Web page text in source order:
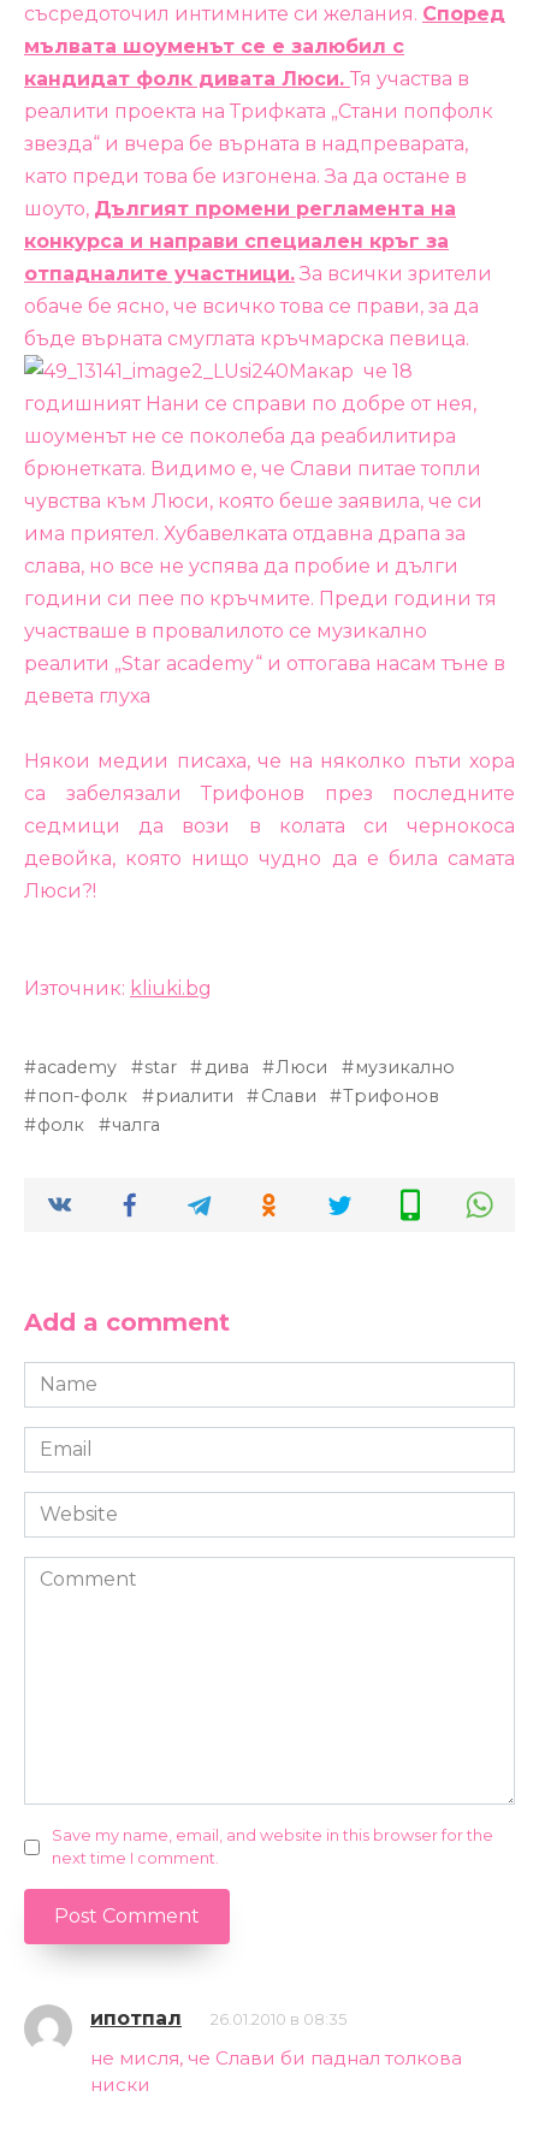
съсредоточил интимните си желания. Според
мълвата шоуменът се е залюбил с
кандидат фолк дивата Люси. Тя участва в
реалити проекта на Трифката „Стани попфолк
звезда“ и вчера бе върната в надпреварата,
като преди това бе изгонена. За да остане в
шоуто, Дългият промени регламента на
конкурса и направи специален кръг за
отпадналите участници.За всички зрители
обаче бе ясно, че всичко това се прави, за да
бъде върната смуглата кръчмарска певица.
Макар че 18
годишният Нани се справи по добре от нея,
шоуменът не се поколеба да реабилитира
брюнетката. Видимо е, че Слави питае топли
чувства към Люси, която беше заявила, че си
има приятел. Хубавелката отдавна драпа за
слава, но все не успява да пробие и дълги
години си пее по кръчмите. Преди години тя
участваше в провалилото се музикално
реалити „Star academy“ и оттогава насам тъне в
девета глуха
Някои медии писаха, че на няколко пъти хора
са забелязали Трифонов през последните
седмици да вози в колата си чернокоса
девойка, която нищо чудно да е била самата
Люси?!
Източник: kliuki.bg
academy star дива Люси
музикално
поп-фолк
риалити Слави
Трифонов
фолк
чалга
Add a comment
Name
*
Email
*
Website
Comment
Save my name, email, and website in this browser for the
next time I comment.
ипотпал 26.01.2010 в 08:35
не мисля, че Слави би паднал толкова
ниски